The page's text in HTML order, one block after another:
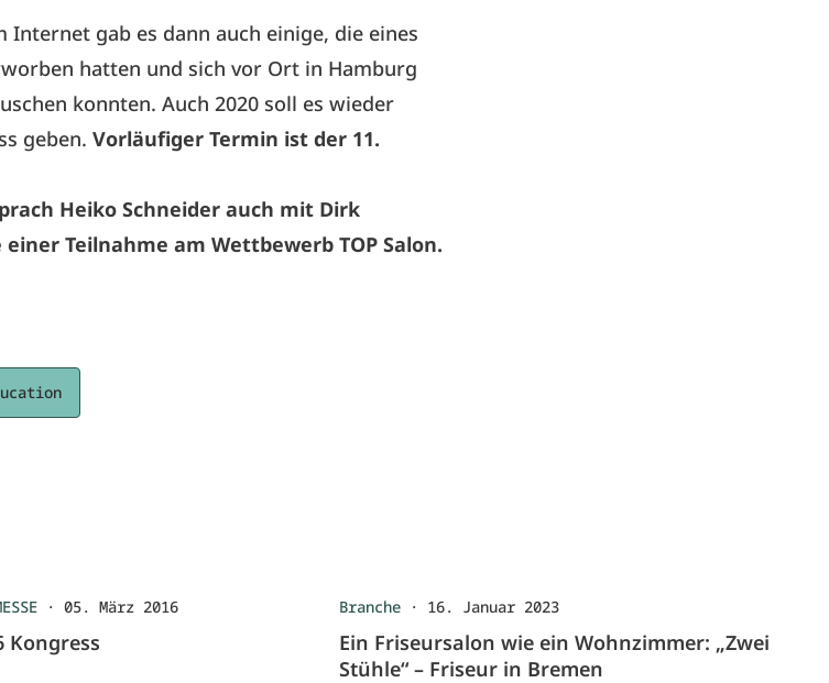
Internet gab es dann auch einige, die eines
hatten und sich vor Ort in Hamburg
konnten. Auch 2020 soll es wieder
geben. Vorläufiger Termin ist der 11.
Heiko Schneider auch mit Dirk
Teilnahme am Wettbewerb TOP Salon.
·05. März 2016
Kongress
Branche· 16. Januar 2023
Ein Friseursalon wie ein Wohnzimmer: „Zwei
Stühle“ – Friseur in Bremen